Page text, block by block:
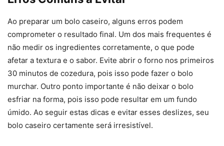
Ao preparar um bolo caseiro, alguns erros podem
comprometer o resultado final. Um dos mais frequentes é
não medir os ingredientes corretamente, o que pode
afetar a textura e o sabor. Evite abrir o forno nos primeiros
30 minutos de cozedura, pois isso pode fazer o bolo
murchar. Outro ponto importante é não deixar o bolo
esfriar na forma, pois isso pode resultar em um fundo
úmido. Ao seguir estas dicas e evitar esses deslizes, seu
bolo caseiro certamente será irresistível.